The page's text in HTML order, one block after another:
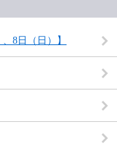
8日（日）】